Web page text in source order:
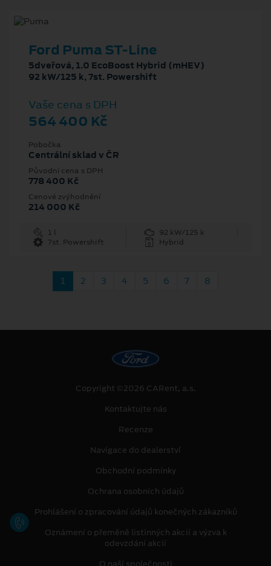
Ford Puma ST-Line
5dveřová, 1.0 EcoBoost Hybrid (mHEV)
92 kW/125 k, 7st. Powershift
Vaše cena s DPH
564 400 Kč
Pobočka
Centrální sklad v ČR
Původní cena s DPH
778 400 Kč
Cenové zvýhodnění
214 000 Kč
1 l
92 kW/125 k
7st. Powershift
Hybrid
1 2 3 4 5 6 7 8
Copyright ©2026 CARent, a.s.
Kontaktujte nás
Recenze
Navigace do dealerství
Obchodní podmínky
Ochrana osobních údajů
Prohlášení o zpracování údajů konečných zákazníků
Oznámení o přeměně listinných akcií a výzva k
odevzdání akcií